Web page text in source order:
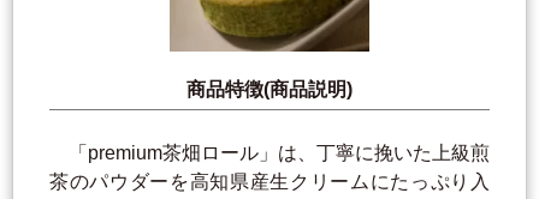
商品特徴(商品説明)
「premium茶畑ロール」は、丁寧に挽いた上級煎
茶のパウダーを高知県産生クリームにたっぷり入